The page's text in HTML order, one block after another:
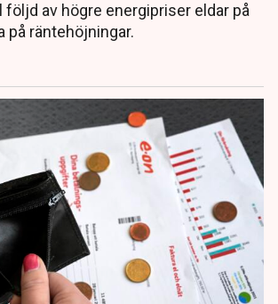
av högre energipriser eldar på
på räntehöjningar.